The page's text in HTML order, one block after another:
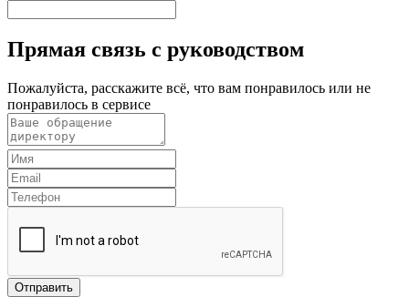
Прямая связь с руководством
Пожалуйста, расскажите всё, что вам понравилось или не
понравилось в сервисе